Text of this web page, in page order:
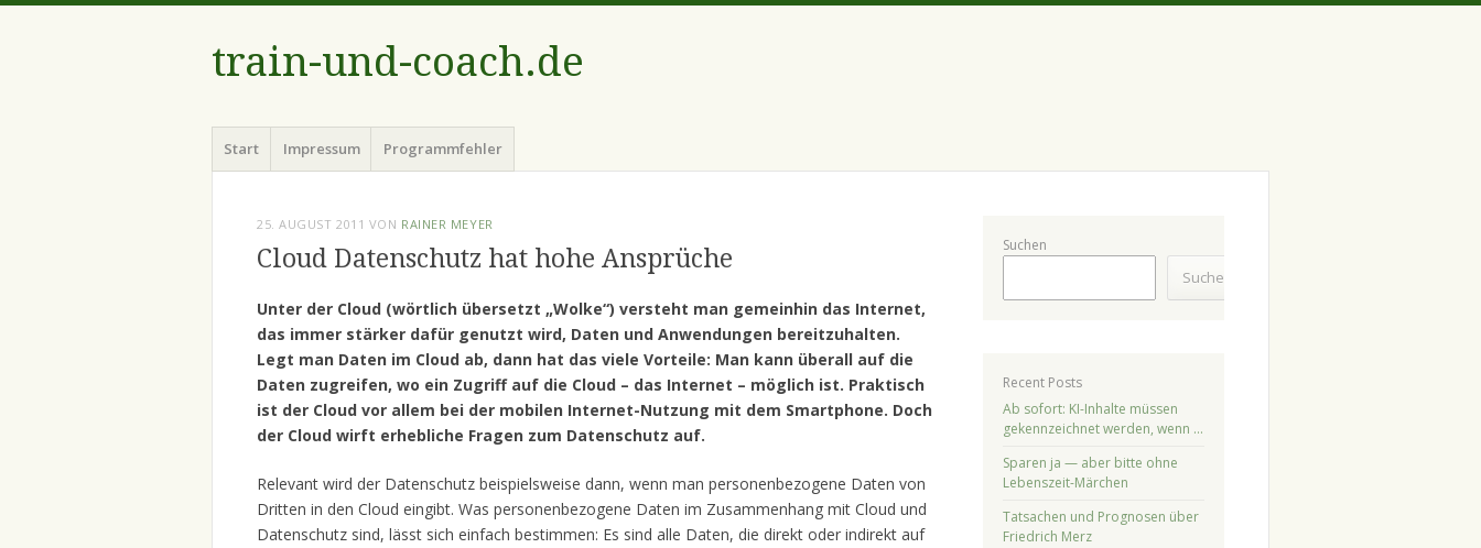
train-und-coach.de
Menü
Zum
Inhalt
Start Impressum Programmfehler
25. AUGUST 2011 VON RAINER MEYER
Cloud Datenschutz hat hohe Ansprüche
Unter der Cloud (wörtlich übersetzt „Wolke“) versteht man gemeinhin das Internet,
das immer stärker dafür genutzt wird, Daten und Anwendungen bereitzuhalten.
Legt man Daten im Cloud ab, dann hat das viele Vorteile: Man kann überall auf die
Daten zugreifen, wo ein Zugriff auf die Cloud – das Internet – möglich ist. Praktisch
ist der Cloud vor allem bei der mobilen Internet-Nutzung mit dem Smartphone. Doch
der Cloud wirft erhebliche Fragen zum Datenschutz auf.
Relevant wird der Datenschutz beispielsweise dann, wenn man personenbezogene Daten von
Dritten in den Cloud eingibt. Was personenbezogene Daten im Zusammenhang mit Cloud und
Datenschutz sind, lässt sich einfach bestimmen: Es sind alle Daten, die direkt oder indirekt auf
Suchen
Suchen
Recent Posts
Ab sofort: KI-Inhalte müssen
gekennzeichnet werden, wenn …
Sparen ja — aber bitte ohne
Lebenszeit-Märchen
Tatsachen und Prognosen über
Friedrich Merz